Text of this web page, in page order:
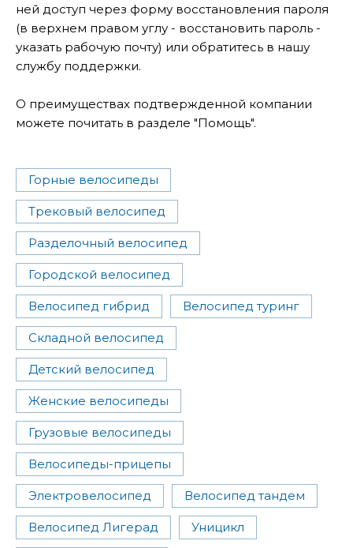
ней доступ через форму восстановления пароля
(в верхнем правом углу - восстановить пароль -
указать рабочую почту) или обратитесь в нашу
службу поддержки.
О преимуществах подтвержденной компании
можете почитать в разделе "Помощь".
Горные велосипеды
Трековый велосипед
Разделочный велосипед
Городской велосипед
Велосипед гибрид Велосипед туринг
Складной велосипед
Детский велосипед
Женские велосипеды
Грузовые велосипеды
Велосипеды-прицепы
Электровелосипед Велосипед тандем
Велосипед Лигерад Уницикл